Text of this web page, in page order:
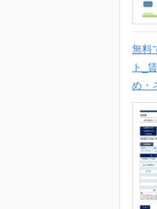
無料
ト_
め・